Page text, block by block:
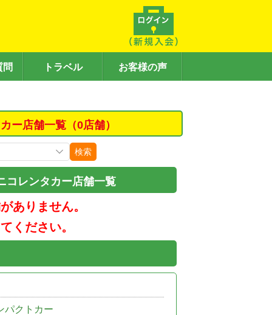
問 トラベル お客様の声
ー店舗一覧（0店舗）
検索
コレンタカー店舗一覧
ありません。
ください。
パクトカー